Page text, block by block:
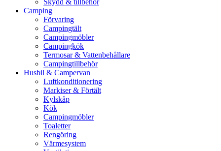
Skydd & tillbehör
Camping
Förvaring
Campingtält
Campingmöbler
Campingkök
Termosar & Vattenbehållare
Campingtillbehör
Husbil & Campervan
Luftkonditionering
Markiser & Förtält
Kylskåp
Kök
Campingmöbler
Toaletter
Rengöring
Värmesystem